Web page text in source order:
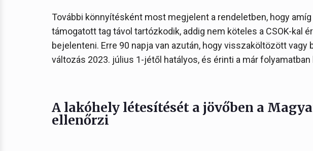
További könnyítésként most megjelent a rendeletben, hogy
támogatott tag távol tartózkodik, addig nem köteles a CSOK-kal
bejelenteni. Erre 90 napja van azután, hogy visszaköltözött vagy
változás 2023. július 1-jétől hatályos, és érinti a már
A lakóhely létesítését a jövőben a
ellenőrzi